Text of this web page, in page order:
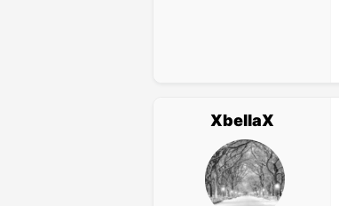
XbellaX